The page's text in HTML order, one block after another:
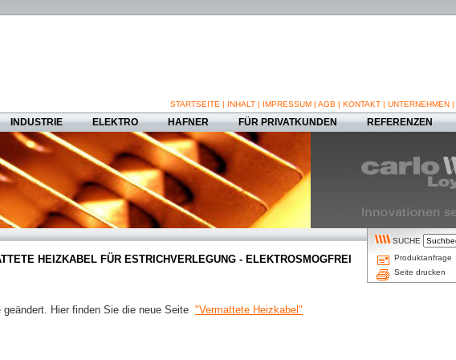
STARTSEITE | INHALT | IMPRESSUM | AGB | KONTAKT | UNTERNEHMEN |
INDUSTRIE ELEKTRO HAFNER FÜR PRIVATKUNDEN REFERENZEN
HEIZKABEL FÜR ESTRICHVERLEGUNG - ELEKTROSMOGFREI
geändert. Hier finden Sie die neue Seite "Vermattete Heizkabel"
SUCHE
Produktanfrage
Seite drucken